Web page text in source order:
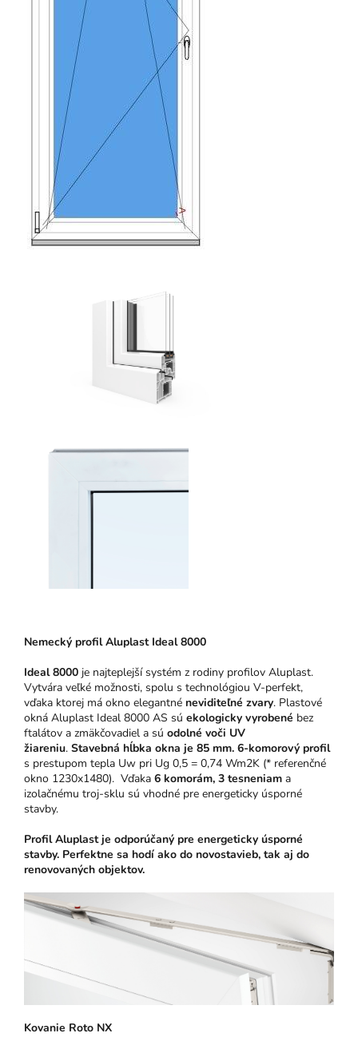
Nemecký profil Aluplast Ideal 8000
Ideal 8000 je najteplejší systém z rodiny profilov Aluplast.
Vytvára veľké možnosti, spolu s technológiou V-perfekt,
vďaka ktorej má okno elegantné neviditeľné zvary. Plastové
okná Aluplast Ideal 8000 AS sú ekologicky vyrobené bez
ftalátov a zmäkčovadiel a sú odolné voči UV
žiareniu. Stavebná hĺbka okna je 85 mm. 6-komorový profil
s prestupom tepla Uw pri Ug 0,5 = 0,74 Wm2K (* referenčné
okno 1230x1480). Vďaka 6 komorám, 3 tesneniam a
izolačnému troj-sklu sú vhodné pre energeticky úsporné
stavby.
Profil Aluplast je odporúčaný pre energeticky úsporné
stavby. Perfektne sa hodí ako do novostavieb, tak aj do
renovovaných objektov.
Kovanie Roto NX